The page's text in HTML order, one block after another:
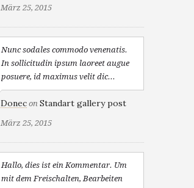
März 25, 2015
Nunc sodales commodo venenatis.
In sollicitudin ipsum laoreet augue
posuere, id maximus velit dic...
Donec on Standart gallery post
März 25, 2015
Hallo, dies ist ein Kommentar. Um
mit dem Freischalten, Bearbeiten